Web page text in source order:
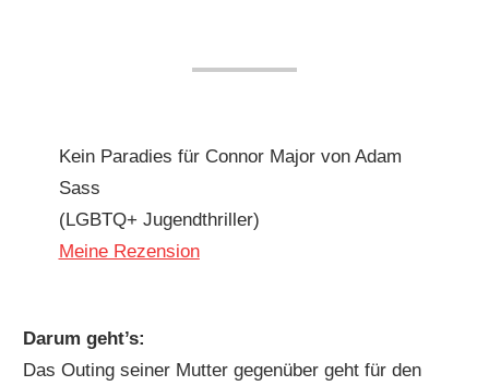
Kein Paradies für Connor Major von Adam
Sass
(LGBTQ+ Jugendthriller)
Meine Rezension
Darum geht’s:
Das Outing seiner Mutter gegenüber geht für den